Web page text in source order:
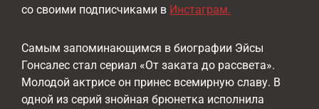
со своими подписчиками в Инстаграм.
Самым запоминающимся в биографии Эйсы
Гонсалес стал сериал «От заката до рассвета».
Молодой актрисе он принес всемирную славу. В
одной из серий знойная брюнетка исполнила